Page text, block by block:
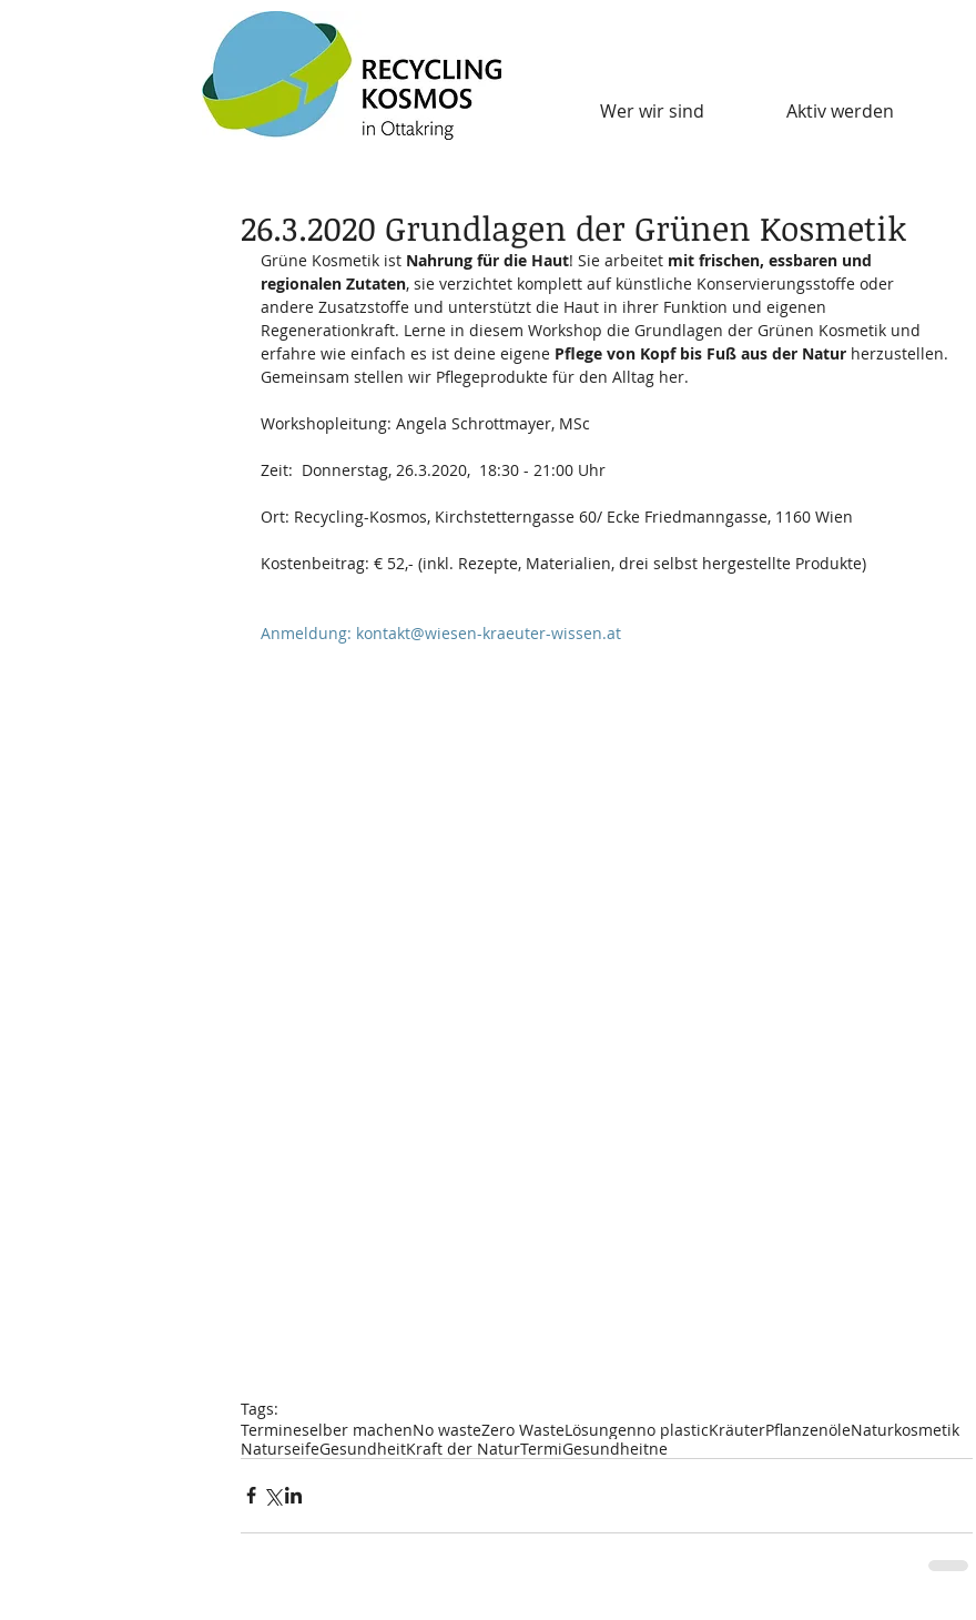
Wer wir sind Aktiv werden
26.3.2020 Grundlagen der Grünen Kosmetik
Grüne Kosmetik ist Nahrung für die Haut! Sie arbeitet mit frischen, essbaren und
regionalen Zutaten, sie verzichtet komplett auf künstliche Konservierungsstoffe oder
andere Zusatzstoffe und unterstützt die Haut in ihrer Funktion und eigenen
Regenerationkraft. Lerne in diesem Workshop die Grundlagen der Grünen Kosmetik und
erfahre wie einfach es ist deine eigene Pflege von Kopf bis Fuß aus der Natur herzustellen.
Gemeinsam stellen wir Pflegeprodukte für den Alltag her.
Workshopleitung: Angela Schrottmayer, MSc
Zeit:  Donnerstag, 26.3.2020,  18:30 - 21:00 Uhr
Ort: Recycling-Kosmos, Kirchstetterngasse 60/ Ecke Friedmanngasse, 1160 Wien
Kostenbeitrag: € 52,- (inkl. Rezepte, Materialien, drei selbst hergestellte Produkte)
Anmeldung: kontakt@wiesen-kraeuter-wissen.at
Tags:
Termineselber machenNo wasteZero WasteLösungenno plasticKräuterPflanzenöleNaturkosmetik
NaturseifeGesundheitKraft der NaturTermiGesundheitne